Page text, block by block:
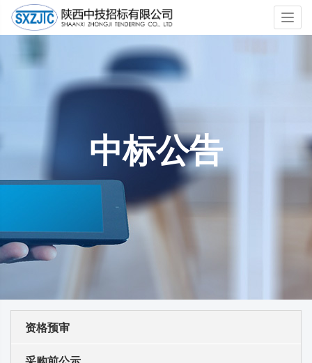
中标公告
资格预审